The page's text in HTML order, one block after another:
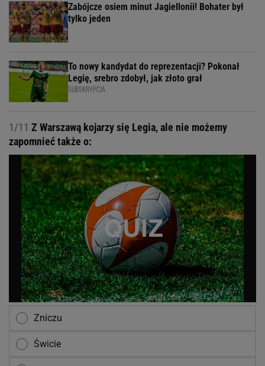
Zabójcze osiem minut Jagiellonii! Bohater był
tylko jeden
To nowy kandydat do reprezentacji? Pokonał
Legię, srebro zdobył, jak złoto grał
SUBSKRYPCJA
1/11 Z Warszawą kojarzy się Legia, ale nie możemy
zapomnieć także o:
Zniczu
Świcie